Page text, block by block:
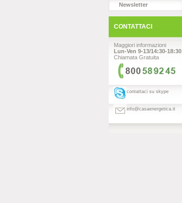
Newsletter
CONTATTACI
Maggiori informazioni
Lun-Ven 9-13/14:30-18:30
Chiamata Gratuita
contattaci su skype
info@casaenergetica.it